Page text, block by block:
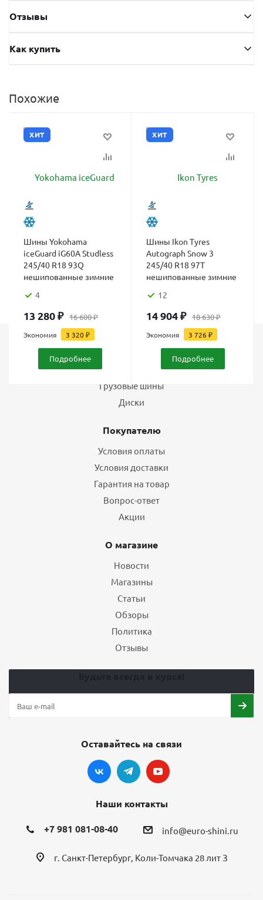
Отзывы
Как купить
Похожие
ХИТ
Шины Yokohama
iceGuard iG60A Studless
245/40 R18 93Q
нешипованные зимние
4
13 280₽ 16 600₽
Экономия 3 320₽
Подробнее
ХИТ
Шины Ikon Tyres
Autograph Snow 3
245/40 R18 97T
нешипованные зимние
12
14 904₽ 18 630₽
Экономия 3 726₽
Подробнее
Грузовые шины
Диски
Покупателю
Условия оплаты
Условия доставки
Гарантия на товар
Вопрос-ответ
Акции
О магазине
Новости
Магазины
Статьи
Обзоры
Политика
Отзывы
Оставайтесь на связи
Наши контакты
+7 981 081-08-40 info@euro-shini.ru
г. Санкт-Петербург, Коли-Томчака 28 лит З